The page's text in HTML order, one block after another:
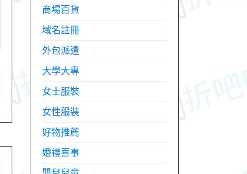
商場百貨
域名註冊
外包派遣
大學大專
女士服裝
女性服裝
好物推薦
婚禮喜事